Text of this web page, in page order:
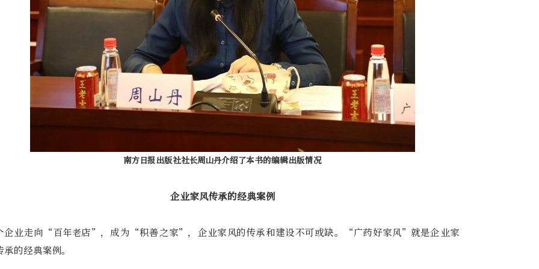
南方日报出版社社长周山丹介绍了本书的编辑出版情况
企业家风传承的经典案例
企业走向“百年老店”，成为“积善之家”，企业家风的传承和建设不可或缺。“广药好家风”就是企业家
承的经典案例。